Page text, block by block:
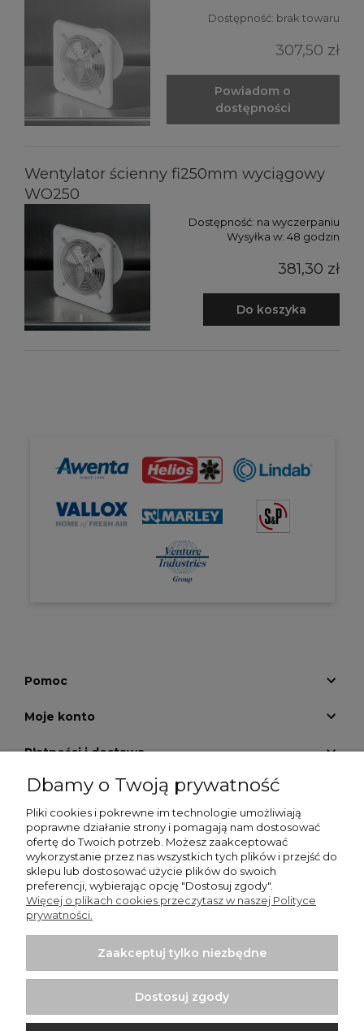
Dostępność: brak towaru
307,50 zł
Powiadom o
dostępności
Wentylator ścienny fi250mm wyciągowy
WO250
Dostępność: na wyczerpaniu
Wysyłka w: 48 godzin
381,30 zł
Do koszyka
Pomoc
Moje konto
Płatności i dostawa
Informacje
O nas
GALERIA KRATEK
łazienkowe, wentylatory przemysłowe, kratki nierdzewne |
Punkt sprzedaży: Bartycka 26 Pawilon 29, 00-716 Warszawa |
Dbamy o Twoją prywatność
Pliki cookies i pokrewne im technologie umożliwiają
poprawne działanie strony i pomagają nam dostosować
ofertę do Twoich potrzeb. Możesz zaakceptować
wykorzystanie przez nas wszystkich tych plików i przejść do
sklepu lub dostosować użycie plików do swoich
preferencji, wybierając opcję "Dostosuj zgody".
Więcej o plikach cookies przeczytasz w naszej Polityce
prywatności.
Zaakceptuj tylko niezbędne
Dostosuj zgody